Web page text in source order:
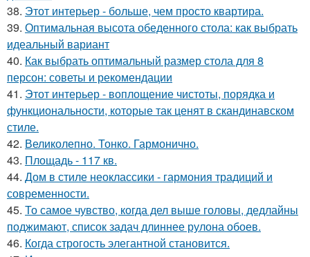
38. Этот интерьер - больше, чем просто квартира.
39. Оптимальная высота обеденного стола: как выбрать
идеальный вариант
40. Как выбрать оптимальный размер стола для 8
персон: советы и рекомендации
41. Этот интерьер - воплощение чистоты, порядка и
функциональности, которые так ценят в скандинавском
стиле.
42. Великолепно. Тонко. Гармонично.
43. Площадь - 117 кв.
44. Дом в стиле неоклассики - гармония традиций и
современности.
45. То самое чувство, когда дел выше головы, дедлайны
поджимают, список задач длиннее рулона обоев.
46. Когда строгость элегантной становится.